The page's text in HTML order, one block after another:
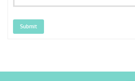
Submit